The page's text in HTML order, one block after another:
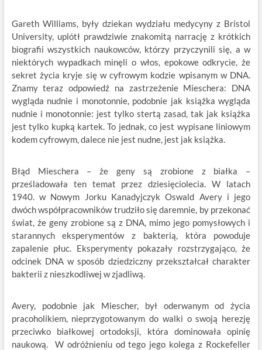
Gareth Williams, były dziekan wydziału medycyny z Bristol
University, uplótł prawdziwie znakomitą narrację z krótkich
biografii wszystkich naukowców, którzy przyczynili się, a w
niektórych wypadkach minęli o włos, epokowe odkrycie, że
sekret życia kryje się w cyfrowym kodzie wpisanym w DNA.
Znamy teraz odpowiedź na zastrzeżenie Mieschera: DNA
wygląda nudnie i monotonnie, podobnie jak książka wygląda
nudnie i monotonnie: jest tylko stertą zasad, tak jak książka
jest tylko kupką kartek. To jednak, co jest wypisane liniowym
kodem cyfrowym, dalece nie jest nudne, jest jak książka.
Błąd Mieschera – że geny są zrobione z białka –
prześladowała ten temat przez dziesięciolecia. W latach
1940. w Nowym Jorku Kanadyjczyk Oswald Avery i jego
dwóch współpracowników trudziło się daremnie, by przekonać
świat, że geny zrobione są z DNA, mimo jego pomysłowych i
starannych eksperymentów z bakterią, która powoduje
zapalenie płuc. Eksperymenty pokazały rozstrzygająco, że
odcinek DNA w sposób dziedziczny przekształcał charakter
bakterii z nieszkodliwej w zjadliwą.
Avery, podobnie jak Miescher, był oderwanym od życia
pracoholikiem, nieprzygotowanym do walki o swoją herezję
przeciwko białkowej ortodoksji, która dominowała opinię
naukową. W odróżnieniu od tego jego kolega z Rockefeller